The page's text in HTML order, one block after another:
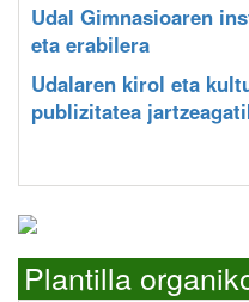
Udal Gimnasioaren
eta erabilera
Udalaren kirol eta
publizitatea
Plantilla